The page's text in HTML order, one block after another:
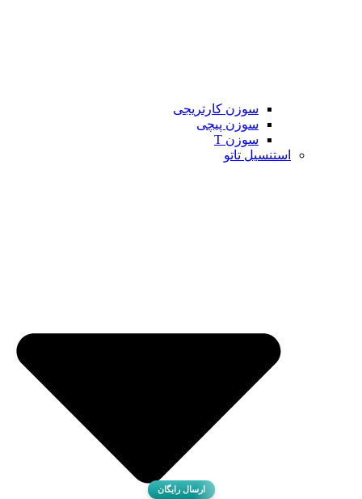
سوزن کارتریجی
سوزن پیچی
سوزن T
استنسیل تاتو
ارسال رایگان